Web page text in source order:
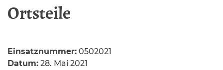
Ortsteile
Einsatznummer: 0502021
Datum: 28. Mai 2021